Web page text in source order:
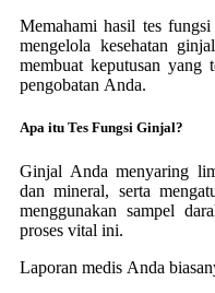
Memahami hasil tes
mengelola kesehatan
membuat keputusan yang
pengobatan Anda.
Apa itu Tes Fungsi Ginjal?
Ginjal Anda menyaring
dan mineral, serta
menggunakan sampel
proses vital ini.
Laporan medis Anda